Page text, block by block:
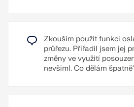
Zkouším použít funkci
průřezu. Přiřadil jsem jej
změny ve využití
nevšiml. Co dělám